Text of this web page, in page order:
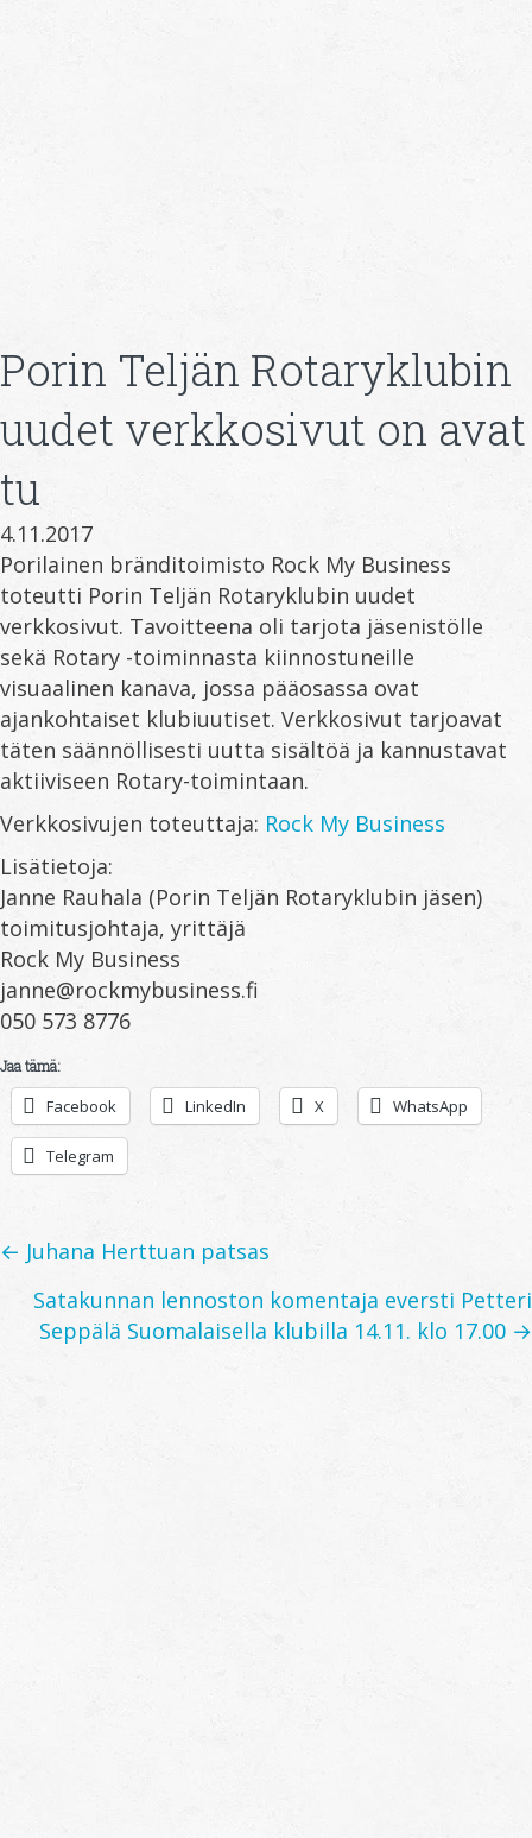
Porin Teljän Rotaryklubin
uudet verkkosivut on avat
tu
4.11.2017
Porilainen bränditoimisto Rock My Business
toteutti Porin Teljän Rotaryklubin uudet
verkkosivut. Tavoitteena oli tarjota jäsenistölle
sekä Rotary -toiminnasta kiinnostuneille
visuaalinen kanava, jossa pääosassa ovat
ajankohtaiset klubiuutiset. Verkkosivut tarjoavat
täten säännöllisesti uutta sisältöä ja kannustavat
aktiiviseen Rotary-toimintaan.
Verkkosivujen toteuttaja: Rock My Business
Lisätietoja:
Janne Rauhala (Porin Teljän Rotaryklubin jäsen)
toimitusjohtaja, yrittäjä
Rock My Business
janne@rockmybusiness.fi
050 573 8776
Jaa tämä:
Facebook LinkedIn X WhatsApp
Telegram
Posts
navigation
← Juhana Herttuan patsas
Satakunnan lennoston komentaja eversti Petteri
Seppälä Suomalaisella klubilla 14.11. klo 17.00 →